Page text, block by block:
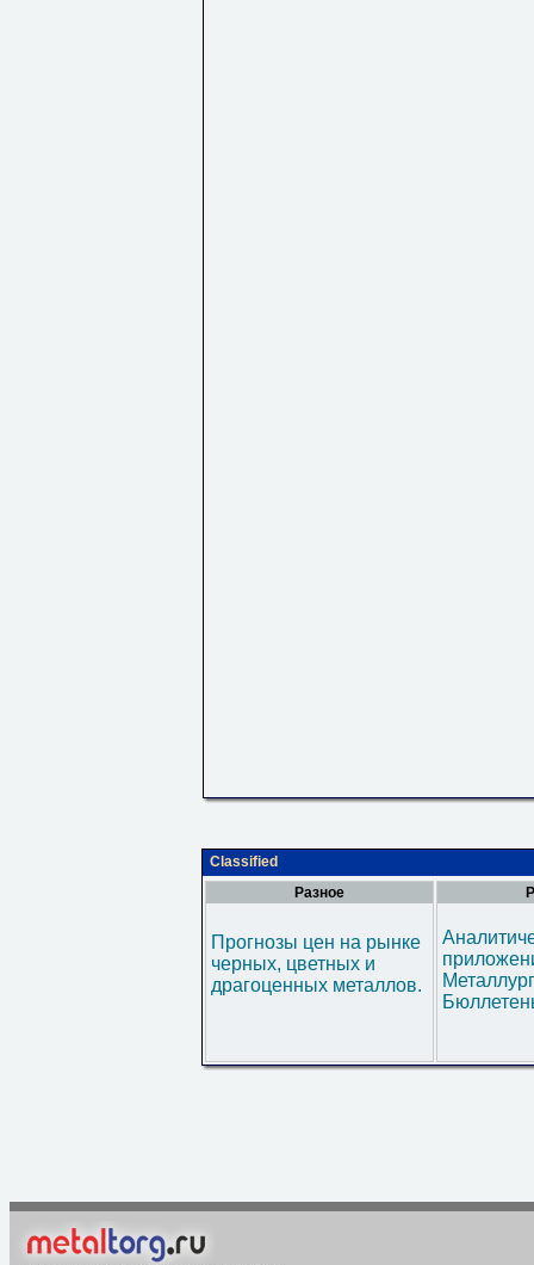
Classified
Разное
Прогнозы цен на рынке
черных, цветных и
драгоценных металлов.